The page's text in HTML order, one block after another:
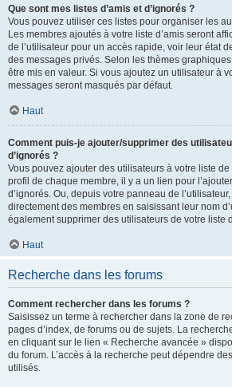
Que sont mes listes d’amis et d’ignorés ?
Vous pouvez utiliser ces listes pour organiser les
Les membres ajoutés à votre liste d’amis seront
de l’utilisateur pour un accès rapide, voir leur état
des messages privés. Selon les thèmes
être mis en valeur. Si vous ajoutez un utilisateur à
messages seront masqués par défaut.
Haut
Comment puis-je ajouter/supprimer des
d’ignorés ?
Vous pouvez ajouter des utilisateurs à votre liste
profil de chaque membre, il y a un lien pour
d’ignorés. Ou, depuis votre panneau de
directement des membres en saisissant leur nom
également supprimer des utilisateurs de votre liste
Haut
Recherche dans les forums
Comment rechercher dans les forums ?
Saisissez un terme à rechercher dans la zone de
pages d’index, de forums ou de sujets. La
en cliquant sur le lien « Recherche avancée »
du forum. L’accès à la recherche peut dépendre
utilisés.